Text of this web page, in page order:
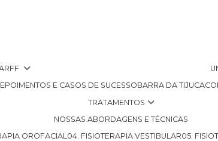
DEPOIMENTOS E CASOS DE SUCESSO
BARRA DA TIJUCA
TRATAMENTOS
NOSSAS ABORDAGENS E TÉCNICAS
OROFACIAL 04. FISIOTERAPIA VESTIBULAR 05.